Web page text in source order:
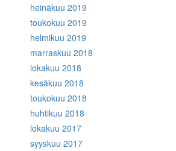
heinäkuu 2019
toukokuu 2019
helmikuu 2019
marraskuu 2018
lokakuu 2018
kesäkuu 2018
toukokuu 2018
huhtikuu 2018
lokakuu 2017
syyskuu 2017